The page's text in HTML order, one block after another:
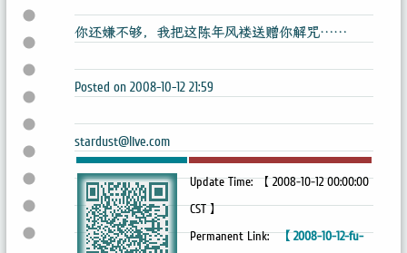
你还嫌不够，我把这陈年风褛送赠你解咒……
Posted on 2008-10-12 21:59
stardust@live.com
Update Time: 【 2008-10-12 00:00:00
CST 】
Permanent Link: 【 2008-10-12-fu-